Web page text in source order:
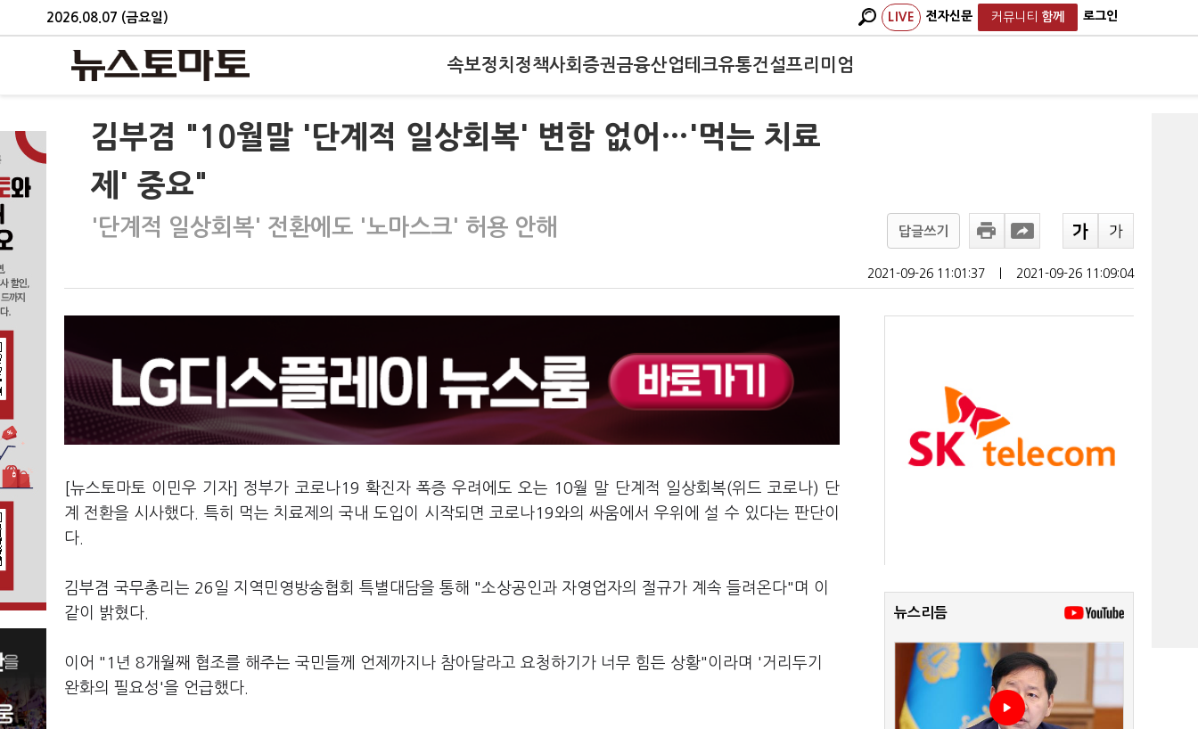
2026.08.07 (금요일) LIVE 전자신문 커뮤니티 함께 로그인
속보정치 정책사회 증권금융산업테크유통건설프리미엄
김부겸 "10월말 '단계적 일상회복' 변함 없어…'먹는 치료
제' 중요"
'단계적 일상회복' 전환에도 '노마스크' 허용 안해 답글쓰기
2021-09-26 11:01:37 2021-09-26 11:09:04
[뉴스토마토 이민우 기자] 정부가 코로나19 확진자 폭증 우려에도 오는 10월 말 단계적 일상회복(위드 코로나) 단
계 전환을 시사했다. 특히 먹는 치료제의 국내 도입이 시작되면 코로나19와의 싸움에서 우위에 설 수 있다는 판단이
다.
김부겸 국무총리는 26일 지역민영방송협회 특별대담을 통해 "소상공인과 자영업자의 절규가 계속 들려온다"며 이
같이 밝혔다.
이어 "1년 8개월째 협조를 해주는 국민들께 언제까지나 참아달라고 요청하기가 너무 힘든 상황"이라며 '거리두기
완화의 필요성'을 언급했다.
뉴스리듬